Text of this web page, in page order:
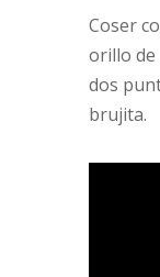
Coser
orillo de
dos
brujita.